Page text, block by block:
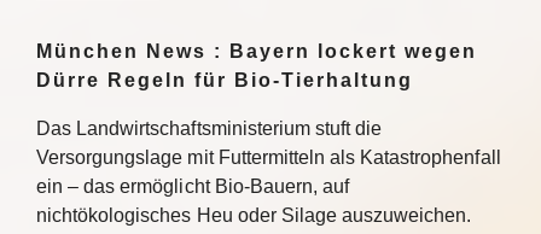
München News : Bayern lockert wegen
Dürre Regeln für Bio-Tierhaltung
Das Landwirtschaftsministerium stuft die
Versorgungslage mit Futtermitteln als Katastrophenfall
ein – das ermöglicht Bio-Bauern, auf
nichtökologisches Heu oder Silage auszuweichen.